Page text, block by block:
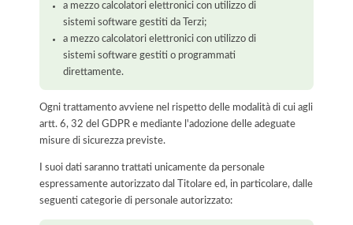
a mezzo calcolatori elettronici con utilizzo di
sistemi software gestiti da Terzi;
a mezzo calcolatori elettronici con utilizzo di
sistemi software gestiti o programmati
direttamente.
Ogni trattamento avviene nel rispetto delle modalità di cui agli
artt. 6, 32 del GDPR e mediante l'adozione delle adeguate
misure di sicurezza previste.
I suoi dati saranno trattati unicamente da personale
espressamente autorizzato dal Titolare ed, in particolare, dalle
seguenti categorie di personale autorizzato: